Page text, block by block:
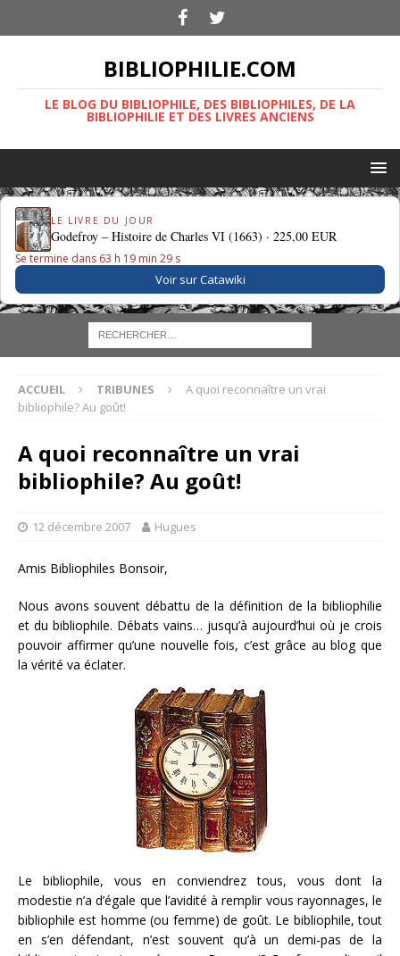
BIBLIOPHILIE.COM
LE BLOG DU BIBLIOPHILE, DES BIBLIOPHILES, DE LA
BIBLIOPHILIE ET DES LIVRES ANCIENS
LE LIVRE DU JOUR
Godefroy – Histoire de Charles VI (1663) ·225,00 EUR
Se termine dans 63 h 19 min 28 s
Voir sur Catawiki
ACCUEIL TRIBUNES
A quoi reconnaître un vrai
bibliophile? Au goût!
A quoi reconnaître un vrai
bibliophile? Au goût!
12 décembre 2007 Hugues
Amis Bibliophiles Bonsoir,
Nous avons souvent débattu de la définition de la bibliophilie
et du bibliophile. Débats vains… jusqu’à aujourd’hui où je crois
pouvoir affirmer qu’une nouvelle fois, c’est grâce au blog que
la vérité va éclater.
Le bibliophile, vous en conviendrez tous, vous dont la
modestie n’a d’égale que l’avidité à remplir vous rayonnages, le
bibliophile est homme (ou femme) de goût. Le bibliophile, tout
en s’en défendant, n’est souvent qu’à un demi-pas de la